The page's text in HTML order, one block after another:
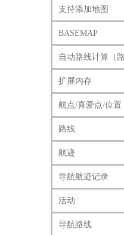
支持添加地图
BASEMAP
自动路线计算（
扩展内存
航点/喜爱点/位置
路线
航迹
导航航迹记录
活动
导航路线